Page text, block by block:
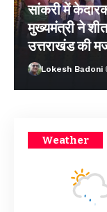
सांकरी में
मुख्यमंत्री ने
उत्तराखंड की
Lokesh Badoni
Weather